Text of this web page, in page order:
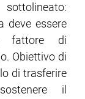
deve essere
fattore di
Obiettivo di
di trasferire
il